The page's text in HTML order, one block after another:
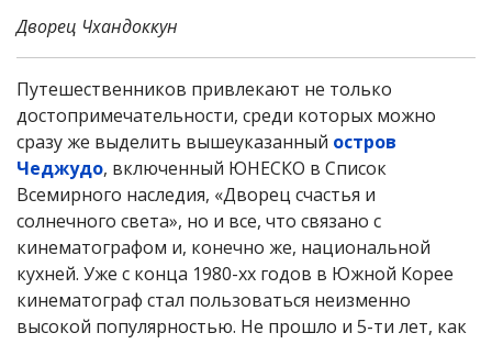
Дворец Чхандоккун
Путешественников привлекают не только
достопримечательности, среди которых можно
сразу же выделить вышеуказанный остров
Чеджудо, включенный ЮНЕСКО в Список
Всемирного наследия, «Дворец счастья и
солнечного света», но и все, что связано с
кинематографом и, конечно же, национальной
кухней. Уже с конца 1980-хх годов в Южной Корее
кинематограф стал пользоваться неизменно
высокой популярностью. Не прошло и 5-ти лет, как